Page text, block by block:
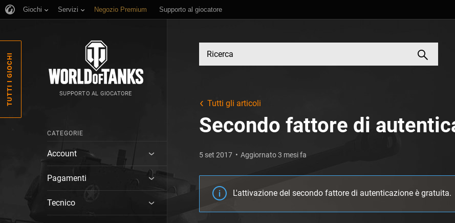
Giochi Servizi Negozio Premium Supporto al giocatore
TUTTI I GIOCHI SUPPORTO AL GIOCATORE
CATEGORIE
Account
Pagamenti
Tecnico
Tutti gli articoli
Secondo fattore di
5 set 2017 Aggiornato 3 mesi fa
L'attivazione del secondo fattore di autenticazione è gratuita.